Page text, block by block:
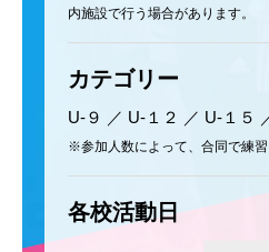
内施設で行う場合があります。
カテゴリー
U-９ ／ U-１２ ／ U-１５
※参加人数によって、合同で練習
各校活動日